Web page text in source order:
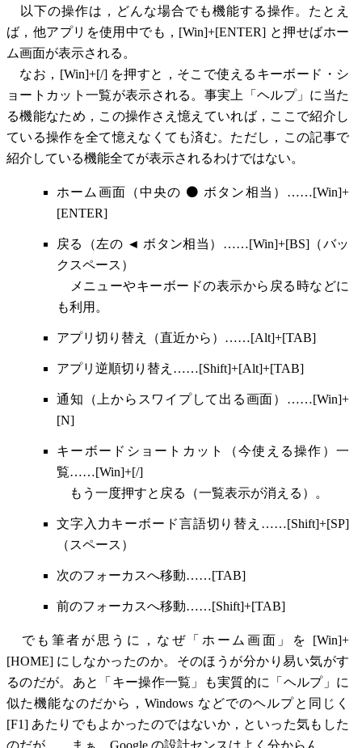
以下の操作は，どんな場合でも機能する操作。たとえ
ば，他アプリを使用中でも，[Win]+[ENTER] と押せばホー
ム画面が表示される。
なお，[Win]+[/] を押すと，そこで使えるキーボード・シ
ョートカット一覧が表示される。事実上「ヘルプ」に当た
る機能なため，この操作さえ憶えていれば，ここで紹介し
ている操作を全て憶えなくても済む。ただし，この記事で
紹介している機能全てが表示されるわけではない。
ホーム画面（中央の ⚫ ボタン相当）……[Win]+
[ENTER]
戻る（左の ◄ ボタン相当）……[Win]+[BS]（バッ
クスペース）
メニューやキーボードの表示から戻る時などに
も利用。
アプリ切り替え（直近から）……[Alt]+[TAB]
アプリ逆順切り替え……[Shift]+[Alt]+[TAB]
通知（上からスワイプして出る画面）……[Win]+
[N]
キーボードショートカット（今使える操作）一
覧……[Win]+[/]
もう一度押すと戻る（一覧表示が消える）。
文字入力キーボード言語切り替え……[Shift]+[SP]
（スペース）
次のフォーカスへ移動……[TAB]
前のフォーカスへ移動……[Shift]+[TAB]
でも筆者が思うに，なぜ「ホーム画面」を [Win]+
[HOME] にしなかったのか。そのほうが分かり易い気がす
るのだが。あと「キー操作一覧」も実質的に「ヘルプ」に
似た機能なのだから，Windows などでのヘルプと同じく
[F1] あたりでもよかったのではないか，といった気もした
のだが……まぁ，Google の設計センスはよく分からん。